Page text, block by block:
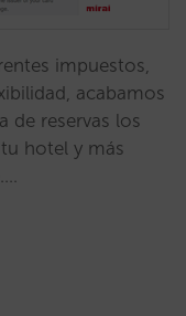
impuestos,
acabamos
de reservas los
hotel y más